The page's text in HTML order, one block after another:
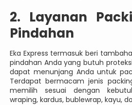
2. Layanan
Pindahan
Eka Express termasuk beri
pindahan Anda yang butuh
dapat menunjang Anda untuk
Terdapat bermacam jenis
memilih sesuai dengan
wraping, kardus, bublewrap, kayu,